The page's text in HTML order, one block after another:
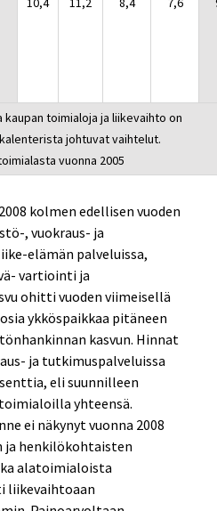
kaupan toimialoja ja liikevaihto on
johtuvat vaihtelut.
vuonna 2005
kolmen edellisen vuoden
, vuokraus- ja
elämän palveluissa,
vartiointi ja
ohitti vuoden viimeisellä
ykköspaikkaa pitäneen
kasvun. Hinnat
ja tutkimuspalveluissa
eli suunnilleen
yhteensä.
ei näkynyt vuonna 2008
ja henkilökohtaisten
alatoimialoista
liikevaihtoaan